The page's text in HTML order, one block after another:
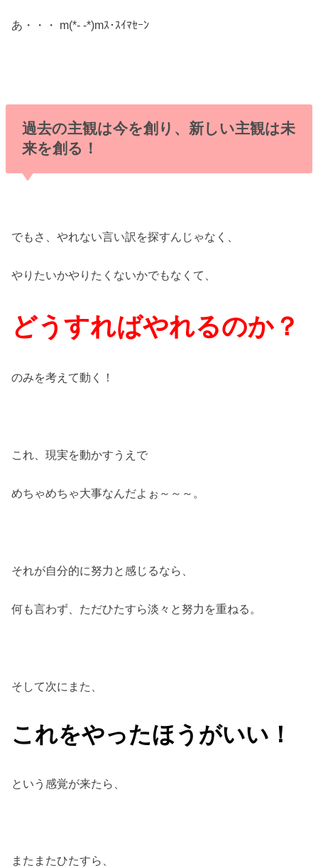
あ・・・ m(*- -*)mｽ･ｽｲﾏｾｰﾝ
過去の主観は今を創り、新しい主観は未
来を創る！
でもさ、やれない言い訳を探すんじゃなく、
やりたいかやりたくないかでもなくて、
どうすればやれるのか？
のみを考えて動く！
これ、現実を動かすうえで
めちゃめちゃ大事なんだよぉ～～～。
それが自分的に努力と感じるなら、
何も言わず、ただひたすら淡々と努力を重ねる。
そして次にまた、
これをやったほうがいい！
という感覚が来たら、
またまたひたすら、